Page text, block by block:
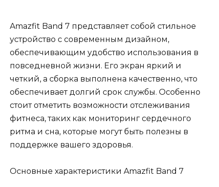
Amazfit Band 7 представляет собой стильное
устройство с современным дизайном,
обеспечивающим удобство использования в
повседневной жизни. Его экран яркий и
четкий, а сборка выполнена качественно, что
обеспечивает долгий срок службы. Особенно
стоит отметить возможности отслеживания
фитнеса, таких как мониторинг сердечного
ритма и сна, которые могут быть полезны в
поддержке вашего здоровья.
Основные характеристики Amazfit Band 7